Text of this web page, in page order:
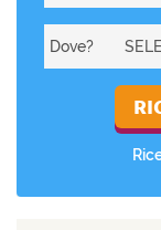
Dove?